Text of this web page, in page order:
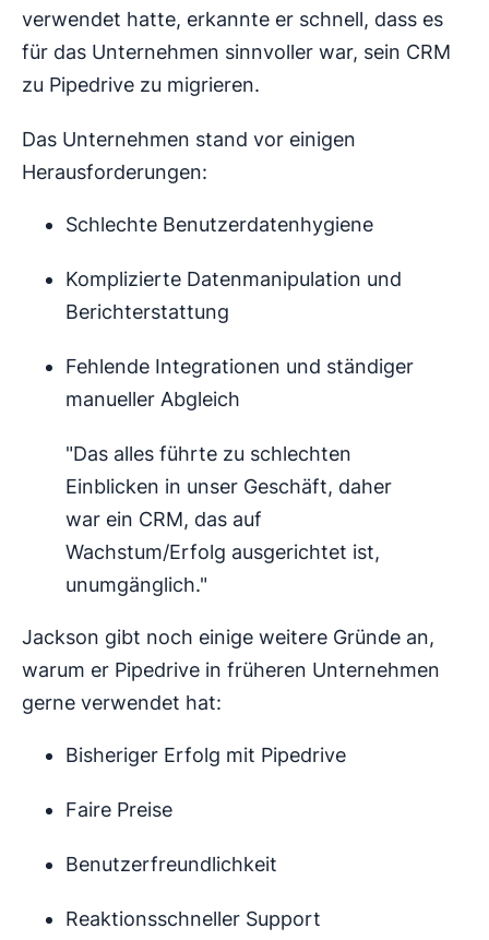
verwendet hatte, erkannte er schnell, dass es
für das Unternehmen sinnvoller war, sein CRM
zu Pipedrive zu migrieren.
Das Unternehmen stand vor einigen
Herausforderungen:
Schlechte Benutzerdatenhygiene
Komplizierte Datenmanipulation und
Berichterstattung
Fehlende Integrationen und ständiger
manueller Abgleich
"Das alles führte zu schlechten
Einblicken in unser Geschäft, daher
war ein CRM, das auf
Wachstum/Erfolg ausgerichtet ist,
unumgänglich."
Jackson gibt noch einige weitere Gründe an,
warum er Pipedrive in früheren Unternehmen
gerne verwendet hat:
Bisheriger Erfolg mit Pipedrive
Faire Preise
Benutzerfreundlichkeit
Reaktionsschneller Support